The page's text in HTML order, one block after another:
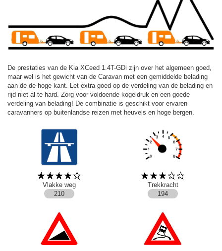
De prestaties van de Kia XCeed 1.4T-GDi zijn over het algemeen goed,
maar wel is het gewicht van de Caravan met een gemiddelde belading
aan de de hoge kant. Let extra goed op de verdeling van de belading en
rijd niet al te hard. Zorg voor voldoende kogeldruk en een goede
verdeling van belading! De combinatie is geschikt voor ervaren
caravanners op buitenlandse reizen met heuvels en hoge bergen.
Vlakke weg
Trekkracht
210
194